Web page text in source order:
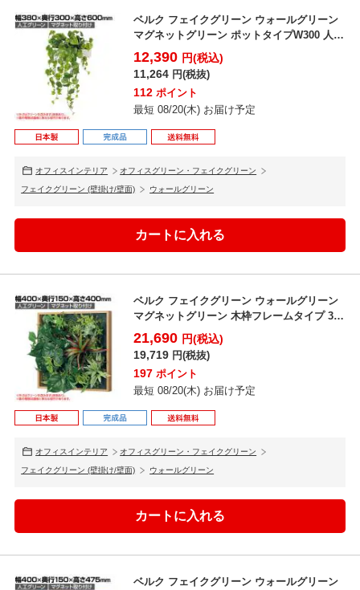
ベルク フェイクグリーン ウォールグリーン
マグネットグリーン ポットタイプW300 人工
造花 G...
12,390 円(税込)
11,264 円(税抜)
112 ポイント
最短 08/20(木) お届け予定
オフィスインテリア オフィスグリーン・フェイクグリーン
フェイクグリーン (壁掛け/壁面) ウォールグリーン
ベルク フェイクグリーン ウォールグリーン
マグネットグリーン 木枠フレームタイプ 35
角 人工 造...
21,690 円(税込)
19,719 円(税抜)
197 ポイント
最短 08/20(木) お届け予定
オフィスインテリア オフィスグリーン・フェイクグリーン
フェイクグリーン (壁掛け/壁面) ウォールグリーン
ベルク フェイクグリーン ウォールグリーン